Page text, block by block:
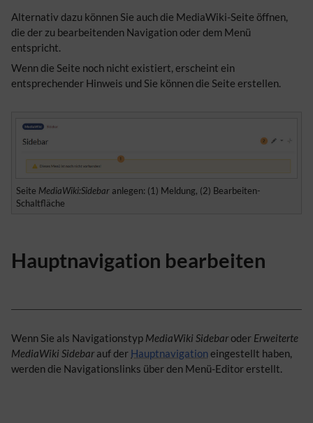
Alternativ dazu können Sie auch die MediaWiki-Seite öffnen,
die der zu bearbeitenden Navigation oder dem Menü
entspricht.
Wenn die Seite noch nicht existiert, erscheint ein
entsprechender Hinweis und Sie können die Seite erstellen.
Seite MediaWiki:Sidebar anlegen: (1) Meldung, (2) Bearbeiten-
Schaltfläche
Hauptnavigation bearbeiten
Wenn Sie als Navigationstyp MediaWiki Sidebaroder Erweiterte
MediaWiki Sidebar auf der Hauptnavigationeingestellt haben,
werden die Navigationslinks über den Menü-Editor erstellt.